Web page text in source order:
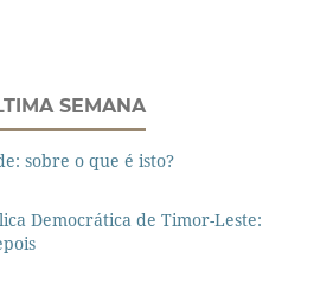
SEMANA
sobre o que é isto?
Democrática de Timor-Leste: